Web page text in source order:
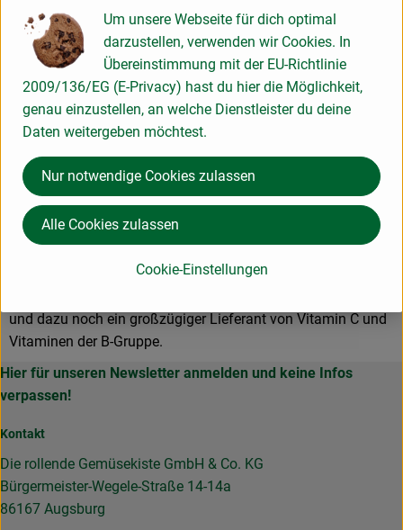
Pak Choi schmeckt mild, leicht erdig-nussig mit einem
Hauch von Senf. Es können sowohl die Blattstiele als auch
die grünen Blätter verwendet werden. Man kann den Pak
Choi roh als fein geschnittenen Salat anrichten, üblicher ist
jedoch die Zubereitung als warmes Gemüsegericht, bzw. als
Beilage zu Fleisch- und Fischgerichten. Als Kochgemüse ist
er universell einsetzbar und eignet sich hervorragend für alle
asiatischen Gerichte, z.B. in Verbindung mit gelben Rüben,
Lauch und/oder Süßkartoffeln und auch mit Currypaste
macht er sich wunderbar.
und dazu noch ein großzügiger Lieferant von Vitamin C und
Vitaminen der B-Gruppe.
Hier für unseren Newsletter anmelden und keine Infos
verpassen!
Kontakt
Die rollende Gemüsekiste GmbH & Co. KG
Bürgermeister-Wegele-Straße 14-14a
86167 Augsburg
Um unsere Webseite für dich optimal
darzustellen, verwenden wir Cookies. In
Übereinstimmung mit der EU-Richtlinie
2009/136/EG (E-Privacy) hast du hier die Möglichkeit,
genau einzustellen, an welche Dienstleister du deine
Daten weitergeben möchtest.
Cookie-Einstellungen
Nur notwendige Cookies zulassen
Alle Cookies zulassen